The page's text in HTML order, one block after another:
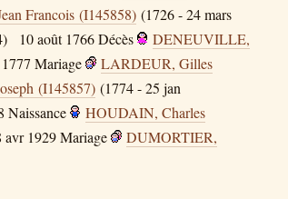
Francois (I145858) (1726 - 24 mars
10 août 1766Décès
DENEUVILLE,
Mariage
LARDEUR, Gilles
(I145857) (1774 - 25 jan
Naissance
HOUDAIN, Charles
avr 1929Mariage
DUMORTIER,